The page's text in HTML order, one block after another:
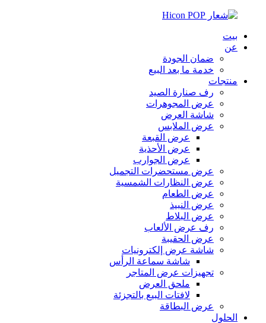
بيت
عن
ضمان الجودة
خدمة ما بعد البيع
منتجات
رف صنارة الصيد
عرض المجوهرات
شاشة العرض
عرض الملابس
عرض القبعة
عرض الأحذية
عرض الجوارب
عرض مستحضرات التجميل
عرض النظارات الشمسية
عرض الطعام
عرض النبيذ
عرض البلاط
رف عرض الألعاب
عرض الحقيبة
شاشة عرض إلكترونيات
شاشة سماعة الرأس
تجهيزات عرض المتاجر
ملحق العرض
لافتات البيع بالتجزئة
عرض البطاقة
الحلول